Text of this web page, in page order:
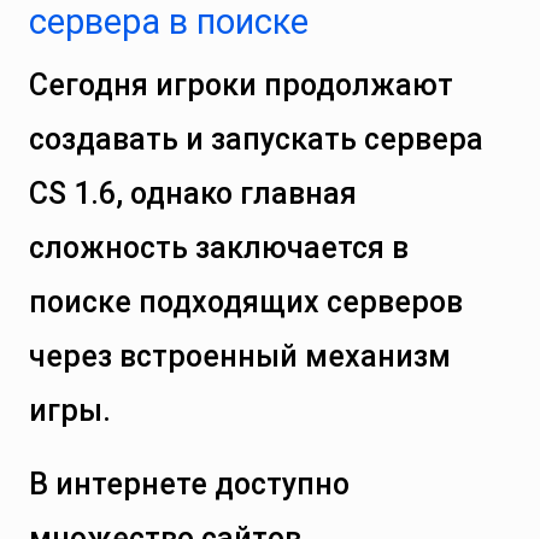
сервера в поиске
Сегодня игроки продолжают
создавать и запускать сервера
CS 1.6, однако главная
сложность заключается в
поиске подходящих серверов
через встроенный механизм
игры.
В интернете доступно